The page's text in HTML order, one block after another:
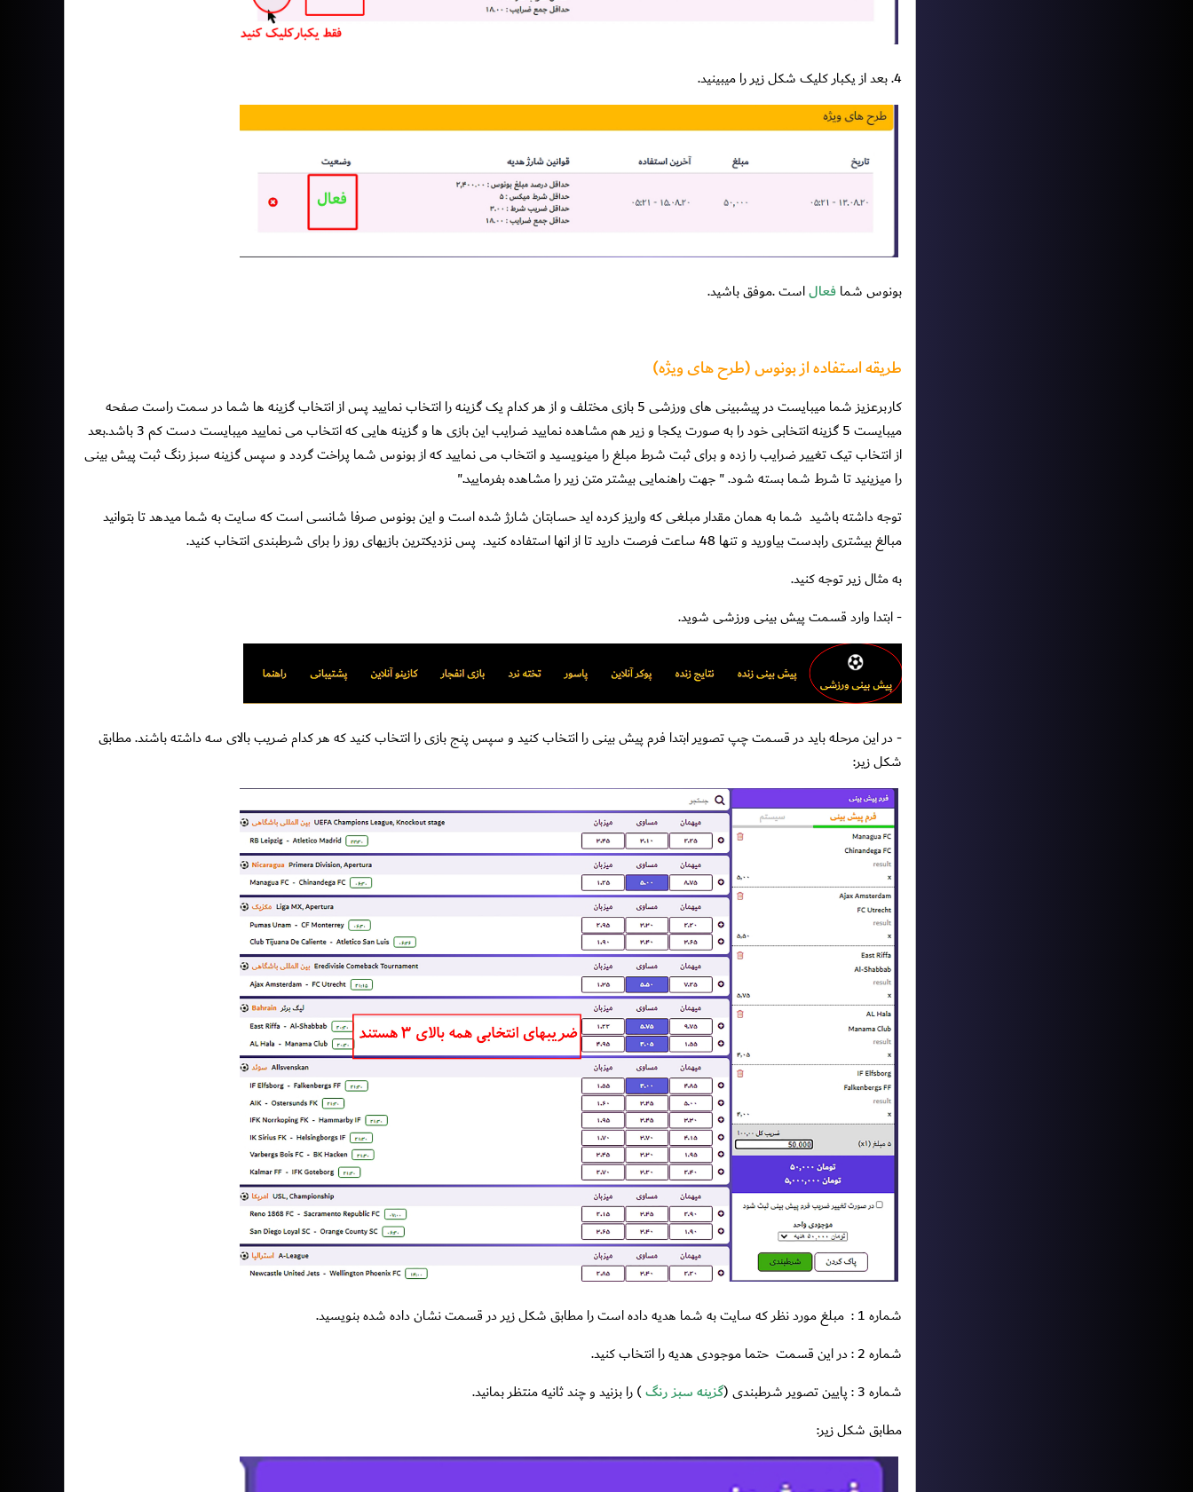
4. بعد از یکبار کلیک شکل زیر را میبینید.
بونوس شمافعالاست .موفق باشید.
طریقه استفاده از بونوس (طرح های ویژه)
کاربرعزیز شما میبایست در پیشبینی های ورزشی 5 بازی مختلف و از هر کدام یک گزینه را انتخاب نمایید پس از انتخاب گزینه ها شما در سمت راست صفحه
میبایست 5 گزینه انتخابی خود را به صورت یکجا و زیر هم مشاهده نمایید ضرایب این بازی ها و گزینه هایی که انتخاب می نمایید میبایست دست کم 3 باشد.بعد
از انتخاب تیک تغییر ضرایب را زده و برای ثبت شرط مبلغ را مینویسید و انتخاب می نمایید که از بونوس شما پراخت گردد و سپس گزینه سبز رنگ ثبت پیش بینی
را میزینید تا شرط شما بسته شود. " جهت راهنمایی بیشتر متن زیر را مشاهده بفرمایید."
توجه داشته باشید شما به همان مقدار مبلغی که واریز کرده اید حسابتان شارژ شده است و این بونوس صرفا شانسی است که سایت به شما میدهد تا بتوانید
مبالغ بیشتری رابدست بیاورید و تنها 48 ساعت فرصت دارید تا از انها استفاده کنید.
پس نزدیکترین بازیهای روز را برای شرطبندی انتخاب کنید.
به مثال زیر توجه کنید.
- ابتدا وارد قسمت پیش بینی ورزشی شوید.
- در این مرحله باید در قسمت چپ تصویر ابتدا فرم پیش بینی را انتخاب کنید و سپس پنج بازی را انتخاب کنید که هر کدام ضریب بالای سه داشته باشند. مطابق
شکل زیر:
شماره 1 :
مبلغ مورد نظر که سایت به شما هدیه داده است را مطابق شکل زیر در قسمت نشان داده شده بنویسید.
شماره 2 : در این قسمت
حتما موجودی هدیه را انتخاب کنید.
شماره 3 : پایین تصویر شرطبندی (
گزینه سبز رنگ) را بزنید و چند ثانیه منتظر بمانید.
مطابق شکل زیر: